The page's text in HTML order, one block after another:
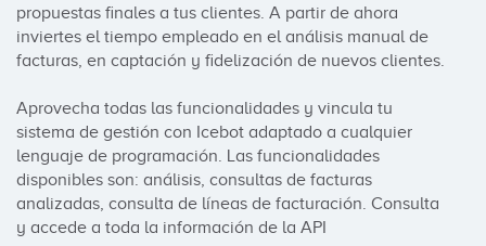
propuestas finales a tus clientes. A partir de ahora
inviertes el tiempo empleado en el análisis manual de
facturas, en captación y fidelización de nuevos clientes.
Aprovecha todas las funcionalidades y vincula tu
sistema de gestión con Icebot adaptado a cualquier
lenguaje de programación. Las funcionalidades
disponibles son: análisis, consultas de facturas
analizadas, consulta de líneas de facturación. Consulta
y accede a toda la información de la API